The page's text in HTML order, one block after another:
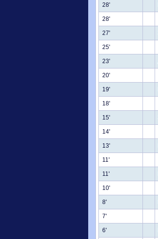
28'
28'
27'
25'
23'
20'
19'
18'
15'
14'
13'
11'
11'
10'
8'
7'
6'